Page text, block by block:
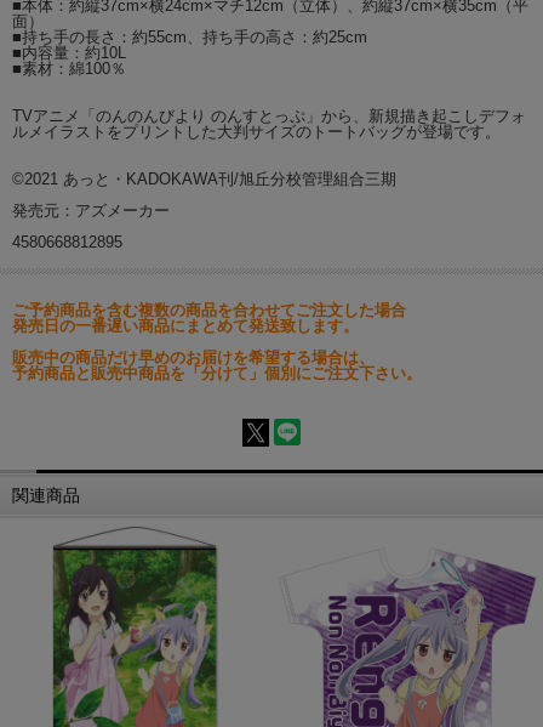
■本体：約縦37cm×横24cm×マチ12cm（立体）、約縦37cm×横35cm（平
面）
■持ち手の長さ：約55cm、持ち手の高さ：約25cm
■内容量：約10L
■素材：綿100％
TVアニメ「のんのんびより のんすとっぷ」から、新規描き起こしデフォ
ルメイラストをプリントした大判サイズのトートバッグが登場です。
©2021 あっと・KADOKAWA刊/旭丘分校管理組合三期
発売元：アズメーカー
4580668812895
ご予約商品を含む複数の商品を合わせてご注文した場合
発売日の一番遅い商品にまとめて発送致します。
販売中の商品だけ早めのお届けを希望する場合は、
予約商品と販売中商品を「分けて」個別にご注文下さい。
関連商品